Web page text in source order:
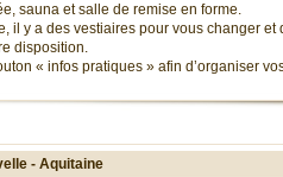
sauna et salle de remise en forme.
il y a des vestiaires pour vous changer et
disposition.
« infos pratiques » afin d’organiser
- Aquitaine